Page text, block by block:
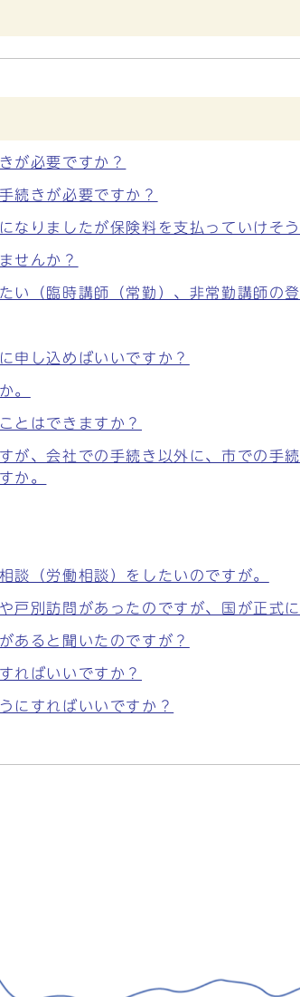
が必要ですか？
続きが必要ですか？
りましたが保険料を支払っていけそ
せんか？
い（臨時講師（常勤）、非常勤講師の登
申し込めばいいですか？
。
とはできますか？
が、会社での手続き以外に、市での手
か。
談（労働相談）をしたいのですが。
別訪問があったのですが、国が正式
あると聞いたのですが？
ればいいですか？
にすればいいですか？